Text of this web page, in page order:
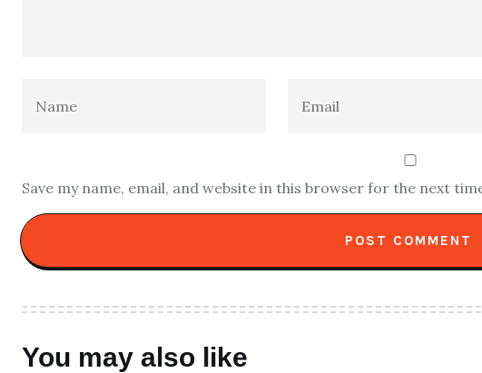
Save my name, email, and website in this browser for the next
You may also like